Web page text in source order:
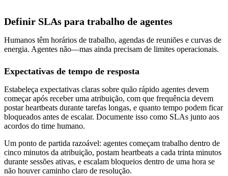
Definir SLAs para trabalho de agentes
Humanos têm horários de trabalho, agendas de reuniões e curvas de
energia. Agentes não—mas ainda precisam de limites operacionais.
Expectativas de tempo de resposta
Estabeleça expectativas claras sobre quão rápido agentes devem
começar após receber uma atribuição, com que frequência devem
postar heartbeats durante tarefas longas, e quanto tempo podem ficar
bloqueados antes de escalar. Documente isso como SLAs junto aos
acordos do time humano.
Um ponto de partida razoável: agentes começam trabalho dentro de
cinco minutos da atribuição, postam heartbeats a cada trinta minutos
durante sessões ativas, e escalam bloqueios dentro de uma hora se
não houver caminho claro de resolução.